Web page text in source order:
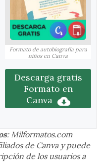
Formato de autobiografía para
niños en Canva
Descarga gratis
Formato en
Canva
: Milformatos.com
de Canva y puede
de los usuarios a